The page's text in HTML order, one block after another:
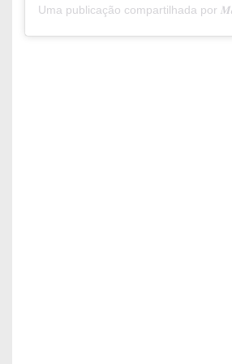
Uma publicação compartilhada por